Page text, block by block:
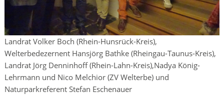
Landrat Volker Boch (Rhein-Hunsrück-Kreis),
Welterbedezernent Hansjörg Bathke (Rheingau-Taunus-Kreis),
Landrat Jörg Denninhoff (Rhein-Lahn-Kreis),Nadya König-
Lehrmann und Nico Melchior (ZV Welterbe) und
Naturparkreferent Stefan Eschenauer